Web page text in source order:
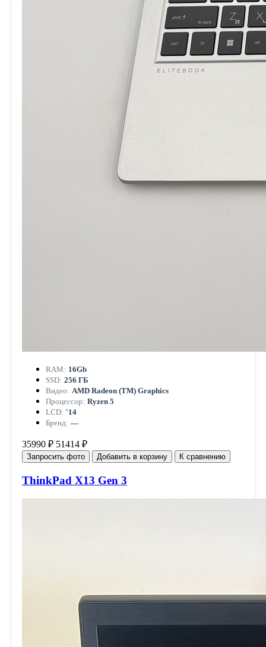
RAM: 16Gb
SSD: 256 ГБ
Видео: AMD Radeon (TM) Graphics
Процессор: Ryzen 5
LCD: '14
Бренд: —
35990 ₽ 51414 ₽
Запросить фото Добавить в корзину К сравнению
ThinkPad X13 Gen 3